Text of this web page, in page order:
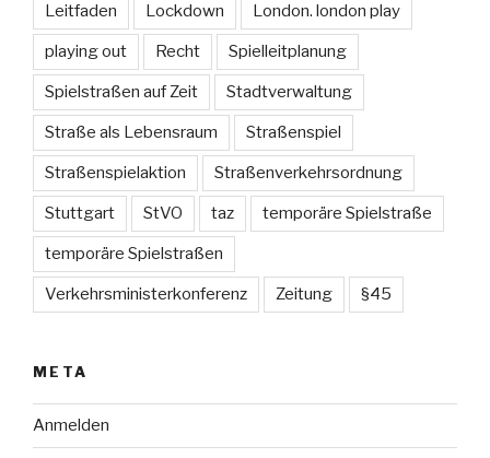
Leitfaden Lockdown London. london play
playing out Recht Spielleitplanung
Spielstraßen auf Zeit Stadtverwaltung
Straße als Lebensraum Straßenspiel
Straßenspielaktion Straßenverkehrsordnung
Stuttgart StVO taz temporäre Spielstraße
temporäre Spielstraßen
Verkehrsministerkonferenz Zeitung §45
META
Anmelden